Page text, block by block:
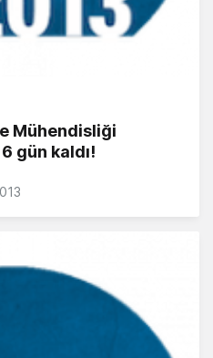
Mühendisliği
gün kaldı!